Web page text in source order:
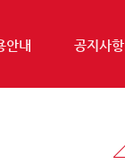
안내 공지사항